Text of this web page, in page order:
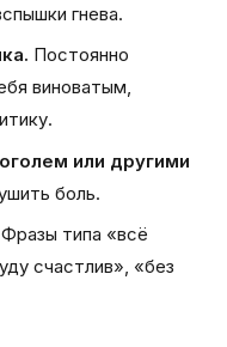
гнева.
Постоянно
виноватым,
или другими
боль.
Фразы типа «всё
счастлив», «без